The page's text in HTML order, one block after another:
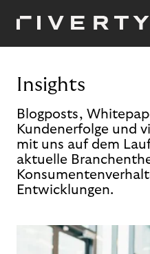
Insights
Blogposts,
Kundenerfolge und
mit uns auf dem
aktuelle
Entwicklungen.